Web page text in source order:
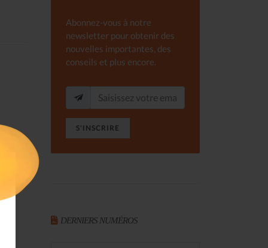
Abonnez-vous à notre
newsletter pour obtenir des
nouvelles importantes, des
conseils et plus encore.
S'INSCRIRE
DERNIERS NUMÉROS